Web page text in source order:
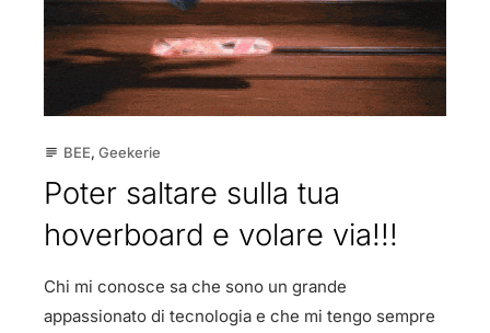
subject BEE, Geekerie
Poter saltare sulla tua
hoverboard e volare via!!!
Chi mi conosce sa che sono un grande
appassionato di tecnologia e che mi tengo sempre